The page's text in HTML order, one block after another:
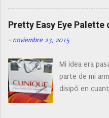
cepillos de
naturalmente
actualidad tal
compra
post os voy a
cepillo facial
Pretty Easy Eye Palette
- noviembre 23, 2015
Mi idea era
parte de mi
disipó en
resistirse a